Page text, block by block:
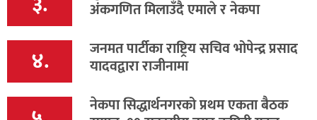
अंकगणित मिलाउँदै एमाले र नेकपा
४. जनमत पार्टीका राष्ट्रिय सचिव भोपेन्द्र प्रसाद
यादवद्वारा राजीनामा
नेकपा सिद्धार्थनगरको प्रथम एकता बैठक